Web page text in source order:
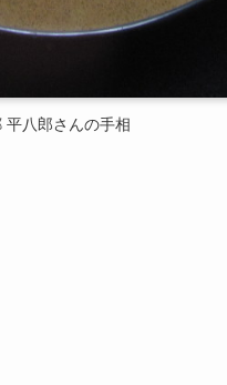
平八郎さんの手相